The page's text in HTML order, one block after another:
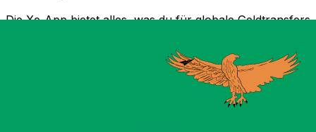
Die Xe-App bietet alles, was du für globale Geldtransfers
umrechnen, Kursbenachrichtigungen einrichten und
Geld ins Ausland überweisen, ohne versteckte
Gebühren. Heute herunterladen!